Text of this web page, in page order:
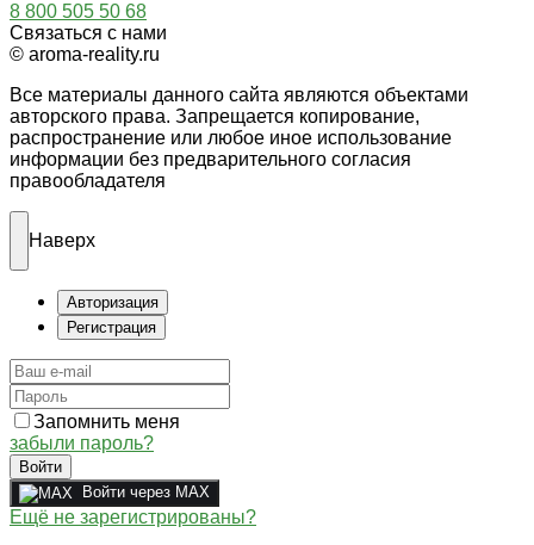
8 800 505 50 68
Связаться с нами
© aroma-reality.ru
Все материалы данного сайта являются объектами
авторского права. Запрещается копирование,
распространение или любое иное использование
информации без предварительного согласия
правообладателя
Наверх
Авторизация
Регистрация
Запомнить меня
забыли пароль?
Войти
Войти через MAX
Ещё не зарегистрированы?